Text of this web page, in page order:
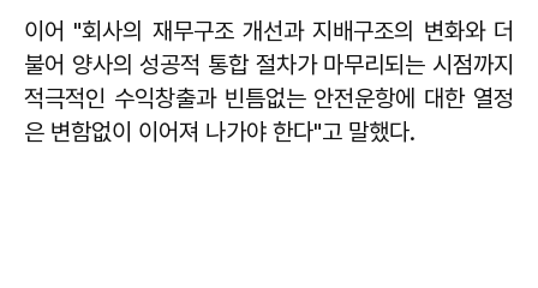
이어 "회사의 재무구조 개선과 지배구조의 변화와 더
불어 양사의 성공적 통합 절차가 마무리되는 시점까지
적극적인 수익창출과 빈틈없는 안전운항에 대한 열정
은 변함없이 이어져 나가야 한다"고 말했다.